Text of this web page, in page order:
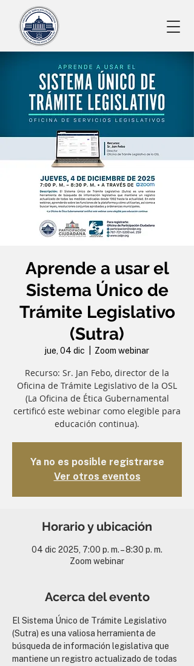
Aprende a usar el
Sistema Único de
Trámite Legislativo
(Sutra)
jue, 04 dic Zoom webinar
Recurso: Sr. Jan Febo, director de la
Oficina de Trámite Legislativo de la OSL
(La Oficina de Ética Gubernamental
certificó este webinar como elegible para
educación continua).
Ya no es posible registrarse
Ver otros eventos
Horario y ubicación
04 dic 2025, 7:00 p. m. – 8:30 p. m.
Zoom webinar
Acerca del evento
El Sistema Único de Trámite Legislativo
(Sutra) es una valiosa herramienta de
búsqueda de información legislativa que
mantiene un registro actualizado de todas